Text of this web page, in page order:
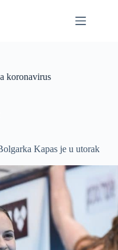
koronavirus
Kapas je u utorak